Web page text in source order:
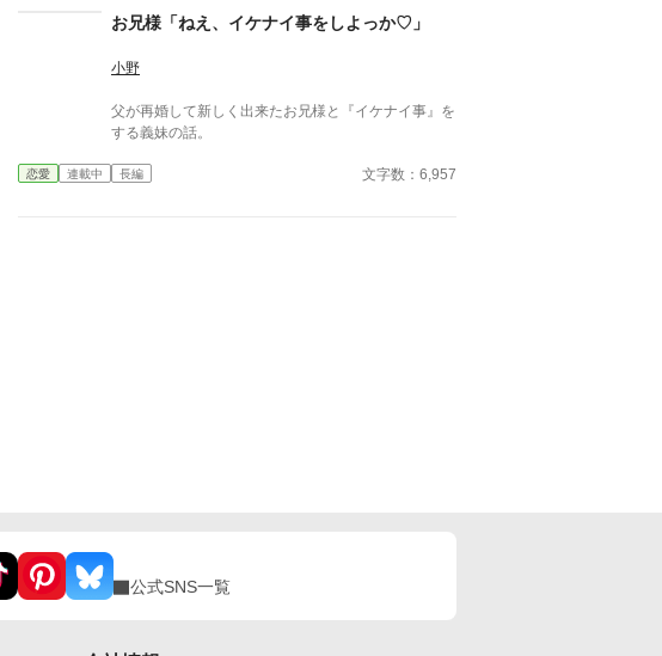
お兄様「ねえ、イケナイ事をしよっか♡」
小野
父が再婚して新しく出来たお兄様と『イケナイ事』を
する義妹の話。
恋愛 連載中 長編 文字数：6,957
公式SNS一覧